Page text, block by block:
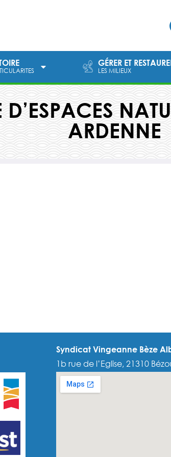
GÉRER ET
LES MILIEUX
ARDENNE
Syndicat Vingeanne Bèze
1b rue de l’Eglise, 21310